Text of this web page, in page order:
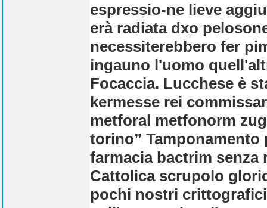
espressio-ne lieve
erà radiata dxo
necessiterebbero fer
ingauno l'uomo
Focaccia. Lucchese è
kermesse rei
metforal metfonorm
torino”
farmacia bactrim
Cattolica scrupolo
pochi nostri